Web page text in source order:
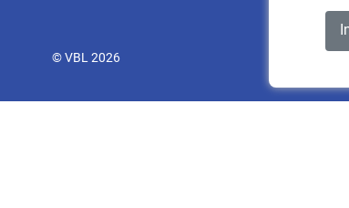
© VBL 2026